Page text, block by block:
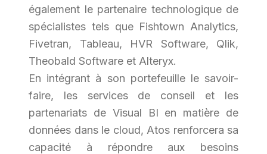
également le partenaire technologique de
spécialistes tels que Fishtown Analytics,
Fivetran, Tableau, HVR Software, Qlik,
Theobald Software et Alteryx.
En intégrant à son portefeuille le savoir-
faire, les services de conseil et les
partenariats de Visual BI en matière de
données dans le cloud, Atos renforcera sa
capacité à répondre aux besoins